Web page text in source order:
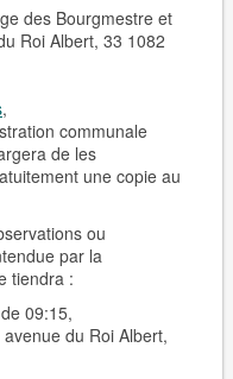
des Bourgmestre et
Roi Albert, 33 1082
,
communale
de les
une copie au
ou
par la
tiendra :
09:15,
du Roi Albert,